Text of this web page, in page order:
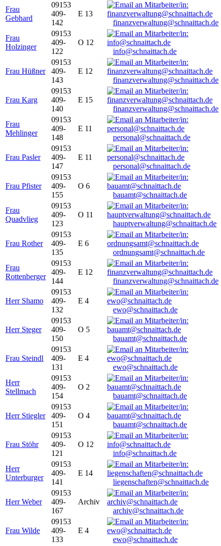
Frau
Gebhard
09153
409-
142
E 13
finanzverwaltung@schnaittach.de
Frau
Holzinger
09153
409-
122
O 12
info@schnaittach.de
Frau Hüßner
09153
409-
143
E 12
finanzverwaltung@schnaittach.de
Frau Karg
09153
409-
140
E 15
finanzverwaltung@schnaittach.de
Frau
Mehlinger
09153
409-
148
E 11
personal@schnaittach.de
Frau Pasler
09153
409-
147
E 11
personal@schnaittach.de
Frau Pfister
09153
409-
155
O 6
bauamt@schnaittach.de
Frau
Quadvlieg
09153
409-
123
O 11
hauptverwaltung@schnaittach.de
Frau Rother
09153
409-
135
E 6
ordnungsamt@schnaittach.de
Frau
Rottenberger
09153
409-
144
E 12
finanzverwaltung@schnaittach.de
Herr Shamo
09153
409-
132
E 4
ewo@schnaittach.de
Herr Steger
09153
409-
150
O 5
bauamt@schnaittach.de
Frau Steindl
09153
409-
131
E 4
ewo@schnaittach.de
Herr
Stellmach
09153
409-
154
O 2
bauamt@schnaittach.de
Herr Stiegler
09153
409-
151
O 4
bauamt@schnaittach.de
Frau Stöhr
09153
409-
121
O 12
info@schnaittach.de
Herr
Unterburger
09153
409-
141
E 14
liegenschaften@schnaittach.de
Herr Weber
09153
409-
167
Archiv
archiv@schnaittach.de
Frau Wilde
09153
409-
133
E 4
ewo@schnaittach.de